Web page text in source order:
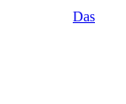
Das